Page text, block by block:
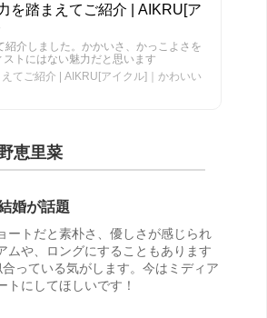
を踏まえてご紹介 | AIKRU[ア
介しました。かかいさ、かっこよさを
トにはない魅力だと思います
てご紹介 | AIKRU[アイクル]｜かわいい
恵里菜
婚が話題
ートだと素朴さ、優しさが感じられ
ムや、ロングにすることもあります
っている気がします。今はミディア
トにしてほしいです！